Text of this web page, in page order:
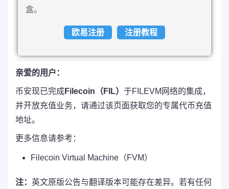
盒。
欧易注册 注册教程
亲爱的用户：
币安现已完成Filecoin（FIL） 于FILEVM网络的集成，
并开放充值业务，请通过该页面获取您的专属代币充值
地址。
更多信息请参考：
Filecoin Virtual Machine（FVM）
注： 英文原版公告与翻译版本可能存在差异。若有任何